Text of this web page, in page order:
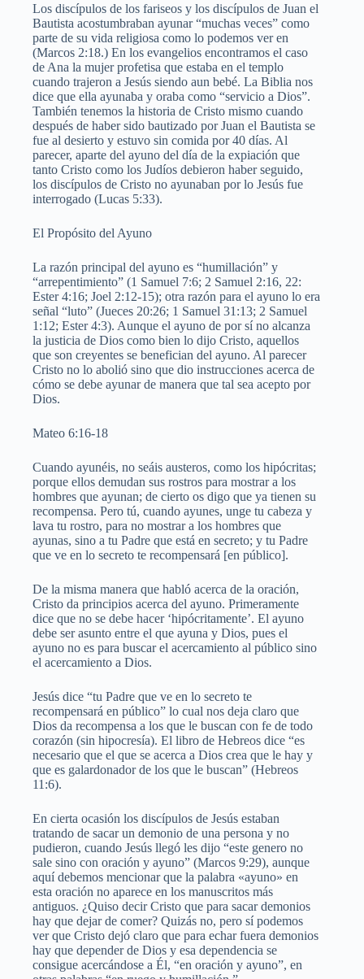
Los discípulos de los fariseos y los discípulos de Juan el
Bautista acostumbraban ayunar “muchas veces” como
parte de su vida religiosa como lo podemos ver en
(Marcos 2:18.) En los evangelios encontramos el caso
de Ana la mujer profetisa que estaba en el templo
cuando trajeron a Jesús siendo aun bebé. La Biblia nos
dice que ella ayunaba y oraba como “servicio a Dios”.
También tenemos la historia de Cristo mismo cuando
después de haber sido bautizado por Juan el Bautista se
fue al desierto y estuvo sin comida por 40 días. Al
parecer, aparte del ayuno del día de la expiación que
tanto Cristo como los Judíos debieron haber seguido,
los discípulos de Cristo no ayunaban por lo Jesús fue
interrogado (Lucas 5:33).
El Propósito del Ayuno
La razón principal del ayuno es “humillación” y
“arrepentimiento” (1 Samuel 7:6; 2 Samuel 2:16, 22:
Ester 4:16; Joel 2:12-15); otra razón para el ayuno lo era
señal “luto” (Jueces 20:26; 1 Samuel 31:13; 2 Samuel
1:12; Ester 4:3). Aunque el ayuno de por sí no alcanza
la justicia de Dios como bien lo dijo Cristo, aquellos
que son creyentes se benefician del ayuno. Al parecer
Cristo no lo abolió sino que dio instrucciones acerca de
cómo se debe ayunar de manera que tal sea acepto por
Dios.
Mateo 6:16-18
Cuando ayunéis, no seáis austeros, como los hipócritas;
porque ellos demudan sus rostros para mostrar a los
hombres que ayunan; de cierto os digo que ya tienen su
recompensa. Pero tú, cuando ayunes, unge tu cabeza y
lava tu rostro, para no mostrar a los hombres que
ayunas, sino a tu Padre que está en secreto; y tu Padre
que ve en lo secreto te recompensará [en público].
De la misma manera que habló acerca de la oración,
Cristo da principios acerca del ayuno. Primeramente
dice que no se debe hacer ‘hipócritamente’. El ayuno
debe ser asunto entre el que ayuna y Dios, pues el
ayuno no es para buscar el acercamiento al público sino
el acercamiento a Dios.
Jesús dice “tu Padre que ve en lo secreto te
recompensará en público” lo cual nos deja claro que
Dios da recompensa a los que le buscan con fe de todo
corazón (sin hipocresía). El libro de Hebreos dice “es
necesario que el que se acerca a Dios crea que le hay y
que es galardonador de los que le buscan” (Hebreos
11:6).
En cierta ocasión los discípulos de Jesús estaban
tratando de sacar un demonio de una persona y no
pudieron, cuando Jesús llegó les dijo “este genero no
sale sino con oración y ayuno” (Marcos 9:29), aunque
aquí debemos mencionar que la palabra «ayuno» en
esta oración no aparece en los manuscritos más
antiguos. ¿Quiso decir Cristo que para sacar demonios
hay que dejar de comer? Quizás no, pero sí podemos
ver que Cristo dejó claro que para echar fuera demonios
hay que depender de Dios y esa dependencia se
consigue acercándose a Él, “en oración y ayuno”, en